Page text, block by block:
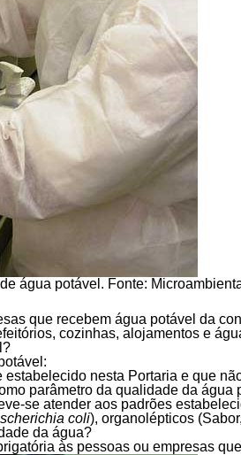
água potável. Fonte:
que recebem água potável da
cozinhas, alojamentos e
nesta Portaria e que
parâmetro da qualidade da
se atender aos padrões
coli), organolépticos
da água?
às pessoas ou empresas